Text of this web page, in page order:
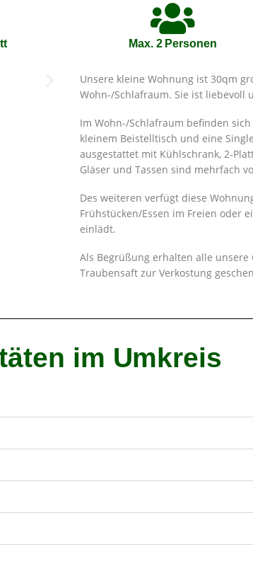
Max. 2 Personen
Unsere kleine Wohnung ist 30qm
Wohn-/Schlafraum. Sie ist liebevoll
Im Wohn-/Schlafraum befinden
kleinem Beistelltisch und eine
ausgestattet mit Kühlschrank, 2-
Gläser und Tassen sind mehrfach
Des weiteren verfügt diese
Frühstücken/Essen im Freien oder
einlädt.
Als Begrüßung erhalten alle unsere
Traubensaft zur Verkostung
im Umkreis